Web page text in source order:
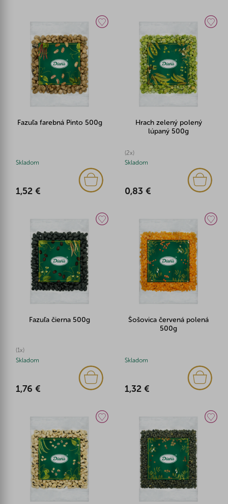
Fazuľa farebná Pinto 500g
Skladom
1,52 €
Hrach zelený polený
lúpaný 500g
(2x)
Skladom
0,83 €
Fazuľa čierna 500g
(1x)
Skladom
1,76 €
Šošovica červená polená
500g
Skladom
1,32 €